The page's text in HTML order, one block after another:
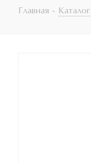
Главная - Каталог